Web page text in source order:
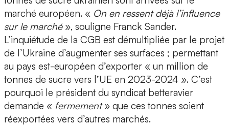
marché européen. « On en ressent déjà l’influence
sur le marché», souligne Franck Sander.
L’inquiétude de la CGB est démultipliée par le projet
de l’Ukraine d’augmenter ses surfaces ; permettant
au pays est-européen d’exporter « un million de
tonnes de sucre vers l’UE en 2023-2024 ». C’est
pourquoi le président du syndicat betteravier
demande « fermement» que ces tonnes soient
réexportées vers d’autres marchés.